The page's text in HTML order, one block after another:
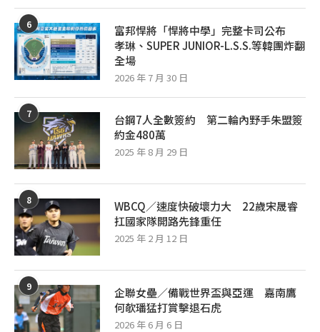
6
富邦悍將「悍將中學」完整卡司公布
孝琳、SUPER JUNIOR-L.S.S.等韓團炸翻
全場
2026 年 7 月 30 日
7
台鋼7人全數簽約 第二輪內野手朱盟簽
約金480萬
2025 年 8 月 29 日
8
WBCQ／速度快破壞力大 22歲宋晟睿
扛國家隊開路先鋒重任
2025 年 2 月 12 日
9
企聯女壘／備戰世界盃與亞運 嘉南鷹
何欹璠猛打賞擊退石虎
2026 年 6 月 6 日